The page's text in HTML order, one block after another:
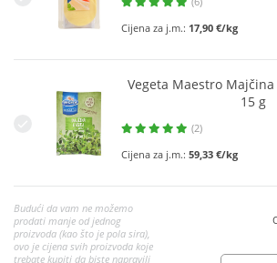
Cijena za j.m.: 17,90 €/kg
Vegeta Maestro
15 g
(2)
Cijena za j.m.: 59,33 €/kg
Budući da vam ne možemo
prodati manje od jednog
proizvoda (kao što je pola sira),
ovo je cijena svih proizvoda koje
trebate kupiti da biste napravili